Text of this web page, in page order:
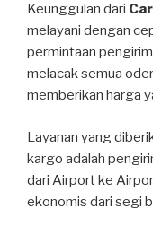
Keunggulan dari
melayani dengan
permintaan
melacak semua
memberikan harga
Layanan yang
kargo adalah
dari Airport ke
ekonomis dari segi